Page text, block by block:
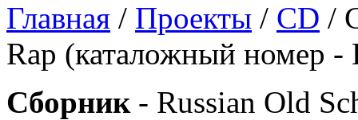
Главная / Проекты / CD /
Rap (каталожный номер -
Сборник- Russian Old